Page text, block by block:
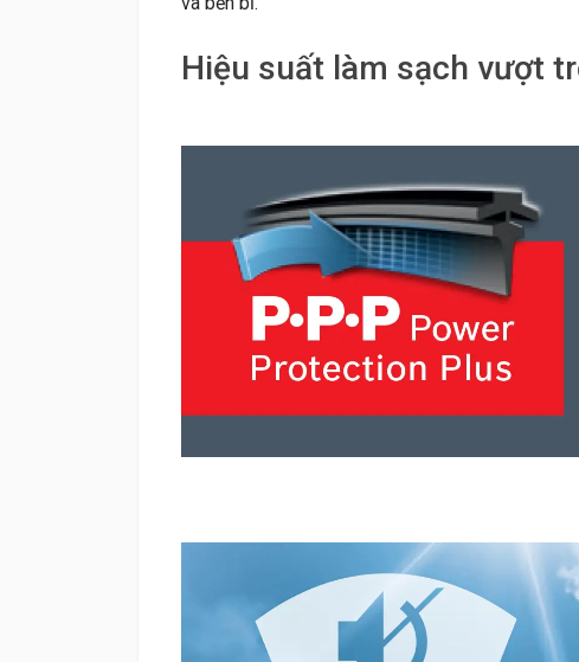
Hiệu suất làm sạch vượt